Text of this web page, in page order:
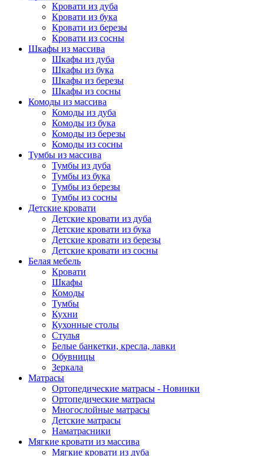
Кровати из дуба
Кровати из бука
Кровати из березы
Кровати из сосны
Шкафы из массива
Шкафы из дуба
Шкафы из бука
Шкафы из березы
Шкафы из сосны
Комоды из массива
Комоды из дуба
Комоды из бука
Комоды из березы
Комоды из сосны
Тумбы из массива
Тумбы из дуба
Тумбы из бука
Тумбы из березы
Тумбы из сосны
Детские кровати
Детские кровати из дуба
Детские кровати из бука
Детские кровати из березы
Детские кровати из сосны
Белая мебель
Кровати
Шкафы
Комоды
Тумбы
Кухни
Кухонные столы
Стулья
Белые банкетки, кресла, лавки
Обувницы
Зеркала
Матрасы
Ортопедические матрасы - Новинки
Ортопедические матрасы
Многослойные матрасы
Детские матрасы
Наматрасники
Мягкие кровати из массива
Мягкие кровати из дуба